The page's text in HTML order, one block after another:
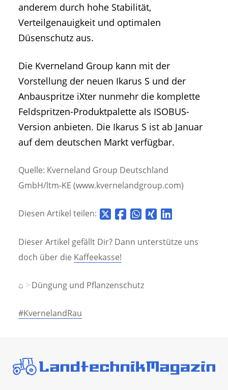
anderem durch hohe Stabilität,
Verteilgenauigkeit und optimalen
Düsenschutz aus.
Die Kverneland Group kann mit der
Vorstellung der neuen Ikarus S und der
Anbauspritze iXter nunmehr die komplette
Feldspritzen-Produktpalette als ISOBUS-
Version anbieten. Die Ikarus S ist ab Januar
auf dem deutschen Markt verfügbar.
Quelle: Kverneland Group Deutschland
GmbH/ltm-KE (www.kvernelandgroup.com)
Diesen Artikel teilen:
Dieser Artikel gefällt Dir? Dann unterstütze uns
doch über die Kaffeekasse!
⌂ Düngung und Pflanzenschutz
#KvernelandRau